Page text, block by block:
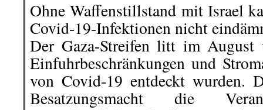
Lohnraub,
Vergehen.
Konsequente Durchsetzung
Haftung.Schluss mit dem
wasche meine Hände in
Unternehmer sind für die